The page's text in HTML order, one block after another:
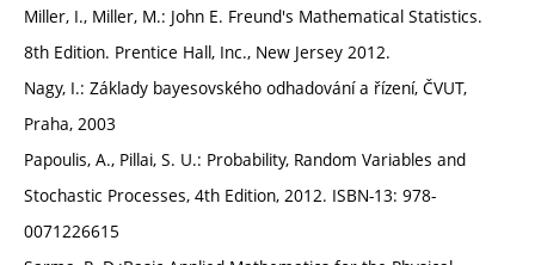
Miller, I., Miller, M.: John E. Freund's Mathematical Statistics.
8th Edition. Prentice Hall, Inc., New Jersey 2012.
Nagy, I.: Základy bayesovského odhadování a řízení, ČVUT,
Praha, 2003
Papoulis, A., Pillai, S. U.: Probability, Random Variables and
Stochastic Processes, 4th Edition, 2012. ISBN-13: 978-
0071226615